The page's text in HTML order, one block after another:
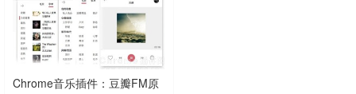
Chrome音乐插件：豆瓣FM原